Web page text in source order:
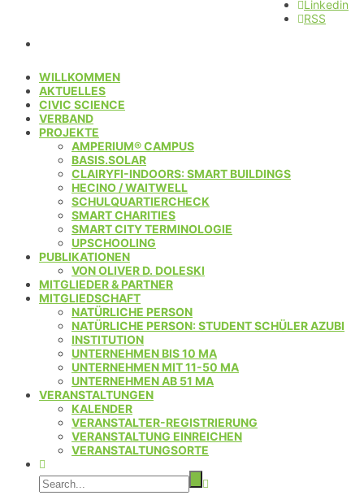
Linkedin
RSS
WILLKOMMEN
AKTUELLES
CIVIC SCIENCE
VERBAND
PROJEKTE
AMPERIUM® CAMPUS
BASIS.SOLAR
CLAIRYFI-INDOORS: SMART BUILDINGS
HECINO / WAITWELL
SCHULQUARTIERCHECK
SMART CHARITIES
SMART CITY TERMINOLOGIE
UPSCHOOLING
PUBLIKATIONEN
VON OLIVER D. DOLESKI
MITGLIEDER & PARTNER
MITGLIEDSCHAFT
NATÜRLICHE PERSON
NATÜRLICHE PERSON: STUDENT SCHÜLER AZUBI
INSTITUTION
UNTERNEHMEN BIS 10 MA
UNTERNEHMEN MIT 11-50 MA
UNTERNEHMEN AB 51 MA
VERANSTALTUNGEN
KALENDER
VERANSTALTER-REGISTRIERUNG
VERANSTALTUNG EINREICHEN
VERANSTALTUNGSORTE